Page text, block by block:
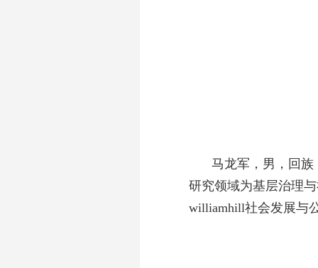
马龙军，男，回
研究领域为基层治理
williamhill社会发展与